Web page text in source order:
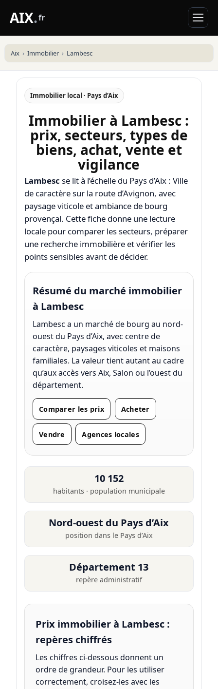
AIX.fr
Aix Immobilier Lambesc
Immobilier local · Pays d’Aix
Immobilier à Lambesc :
prix, secteurs, types de
biens, achat, vente et
vigilance
Lambesc se lit à l’échelle du Pays d’Aix : Ville
de caractère sur la route d’Avignon, avec
paysage viticole et ambiance de bourg
provençal. Cette fiche donne une lecture
locale pour comparer les secteurs, préparer
une recherche immobilière et vérifier les
points sensibles avant de décider.
Résumé du marché immobilier
à Lambesc
Lambesc a un marché de bourg au nord-
ouest du Pays d’Aix, avec centre de
caractère, paysages viticoles et maisons
familiales. La valeur tient autant au cadre
qu’aux accès vers Aix, Salon ou l’ouest du
département.
Comparer les prix Acheter
Vendre Agences locales
10 152
habitants · population municipale
Nord-ouest du Pays d’Aix
position dans le Pays d’Aix
Département 13
repère administratif
Prix immobilier à Lambesc :
repères chiffrés
Les chiffres ci-dessous donnent un
ordre de grandeur. Pour les utiliser
correctement, croisez-les avec les